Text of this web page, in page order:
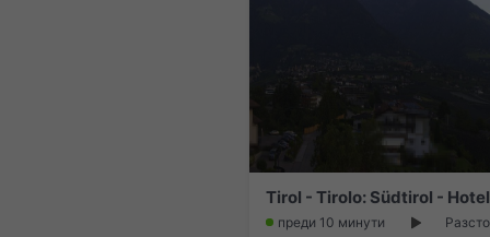
Tirol - Tirolo: Südtirol -
преди 10 минути